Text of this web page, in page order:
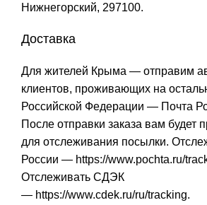
Нижнегорский, 297100.
Доставка
Для жителей Крыма — отправим
клиентов, проживающих на
Российской Федерации — Почта
После отправки заказа вам будет
для отслеживания посылки.
России — https://www.pochta.ru/
Отслеживать СДЭК
— https://www.cdek.ru/ru/tracking.